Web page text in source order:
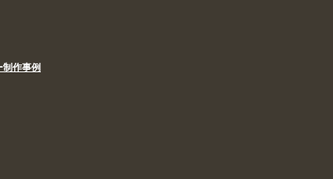
作事例